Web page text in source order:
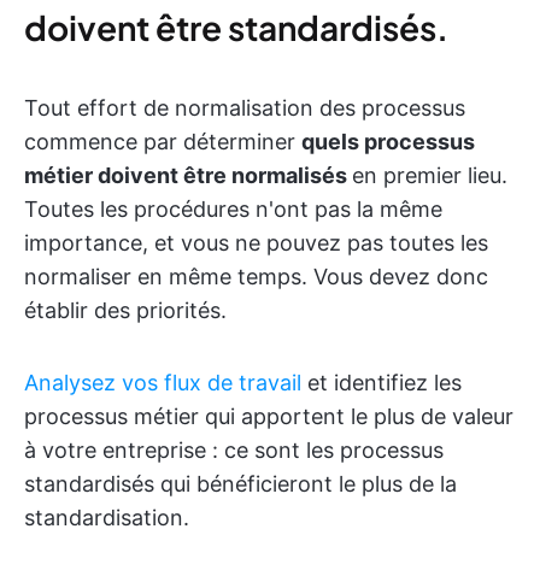
doivent être standardisés.
Tout effort de normalisation des processus
commence par déterminer quels processus
métier doivent être normalisés en premier lieu.
Toutes les procédures n'ont pas la même
importance, et vous ne pouvez pas toutes les
normaliser en même temps. Vous devez donc
établir des priorités.
Analysez vos flux de travail et identifiez les
processus métier qui apportent le plus de valeur
à votre entreprise : ce sont les processus
standardisés qui bénéficieront le plus de la
standardisation.